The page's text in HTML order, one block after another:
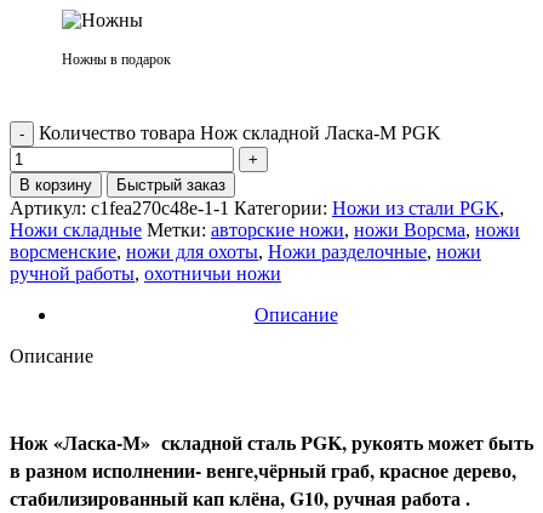
Ножны в подарок
Количество товара Нож складной Ласка-М PGK
В корзину Быстрый заказ
Артикул: c1fea270c48e-1-1 Категории: Ножи из стали PGK,
Ножи складные Метки: авторские ножи, ножи Ворсма, ножи
ворсменские, ножи для охоты, Ножи разделочные, ножи
ручной работы, охотничьи ножи
Описание
Описание
Нож «Ласка-М» складной сталь PGK, рукоять может быть
в разном исполнении- венге,чёрный граб, красное дерево,
стабилизированный кап клёна, G10, ручная работа .